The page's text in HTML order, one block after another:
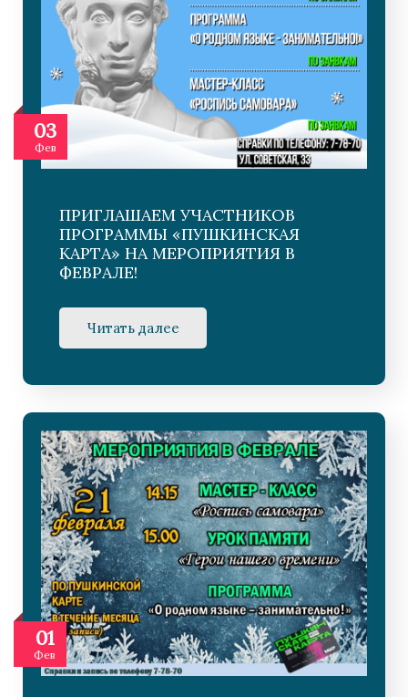
03
Фев
ПРИГЛАШАЕМ УЧАСТНИКОВ
ПРОГРАММЫ «ПУШКИНСКАЯ
КАРТА» НА МЕРОПРИЯТИЯ В
ФЕВРАЛЕ!
Читать далее
01
Фев